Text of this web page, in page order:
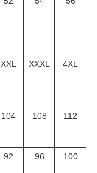
XXL XXXL 4XL
104 108 112
92 96 100